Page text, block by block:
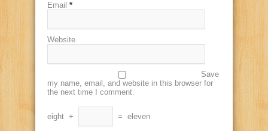
Email *
Website
Save
my name, email, and website in this browser for
the next time I comment.
eight + = eleven